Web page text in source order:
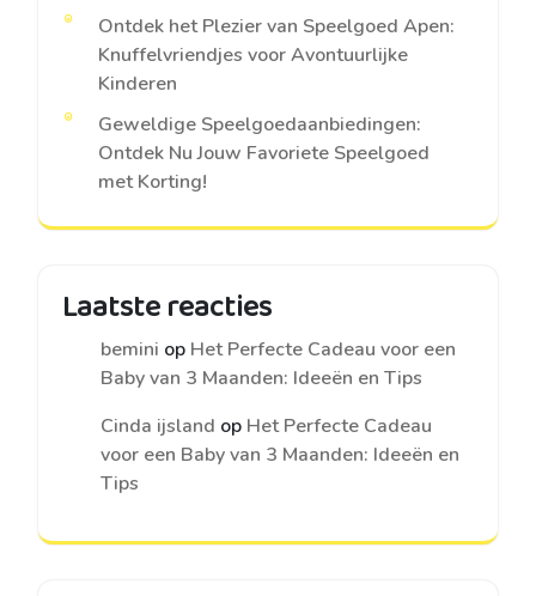
Ontdek het Plezier van Speelgoed Apen:
Knuffelvriendjes voor Avontuurlijke
Kinderen
Geweldige Speelgoedaanbiedingen:
Ontdek Nu Jouw Favoriete Speelgoed
met Korting!
Laatste reacties
bemini op Het Perfecte Cadeau voor een
Baby van 3 Maanden: Ideeën en Tips
Cinda ijsland op Het Perfecte Cadeau
voor een Baby van 3 Maanden: Ideeën en
Tips